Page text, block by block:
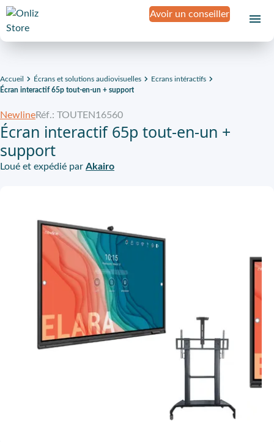
Avoir un conseiller
Accueil Écrans et solutions audiovisuelles
Ecrans intéractifs
Écran interactif 65p tout-en-un + support
NewlineRéf.: TOUTEN16560
Écran interactif 65p tout-en-un +
support
Loué et expédié par Akairo